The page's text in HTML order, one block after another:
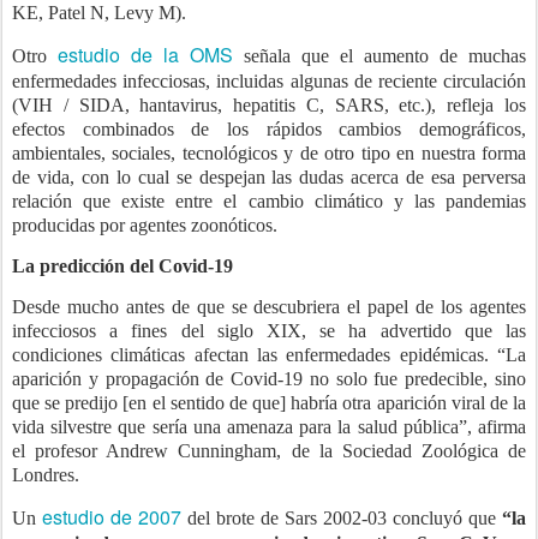
KE, Patel N, Levy M).
Otro estudio de la OMS señala que el aumento de muchas
enfermedades infecciosas, incluidas algunas de reciente circulación
(VIH / SIDA, hantavirus, hepatitis C, SARS, etc.), refleja los
efectos combinados de los rápidos cambios demográficos,
ambientales, sociales, tecnológicos y de otro tipo en nuestra forma
de vida, con lo cual se despejan las dudas acerca de esa perversa
relación que existe entre el cambio climático y las pandemias
producidas por agentes zoonóticos.
La predicción del Covid-19
Desde mucho antes de que se descubriera el papel de los agentes
infecciosos a fines del siglo XIX, se ha advertido que las
condiciones climáticas afectan las enfermedades epidémicas. “La
aparición y propagación de Covid-19 no solo fue predecible, sino
que se predijo [en el sentido de que] habría otra aparición viral de la
vida silvestre que sería una amenaza para la salud pública”, afirma
el profesor Andrew Cunningham, de la Sociedad Zoológica de
Londres.
Un estudio de 2007 del brote de Sars 2002-03 concluyó que “la